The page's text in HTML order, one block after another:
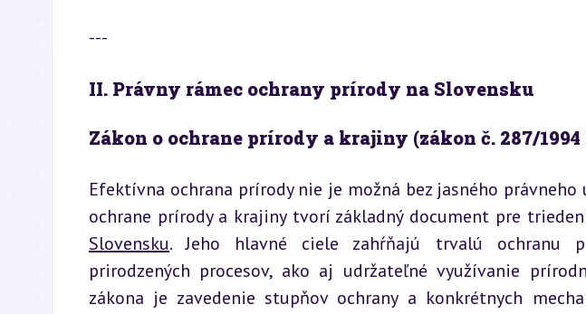
---
II. Právny rámec ochrany prírody na Slovensku
Zákon o ochrane prírody a krajiny (zákon č. 287/1994
Efektívna ochrana prírody nie je možná bez jasného právneho
ochrane prírody a krajiny tvorí základný document pre
Slovensku. Jeho hlavné ciele zahŕňajú trvalú ochranu
prirodzených procesov, ako aj udržateľné využívanie
zákona je zavedenie stupňov ochrany a konkrétnych